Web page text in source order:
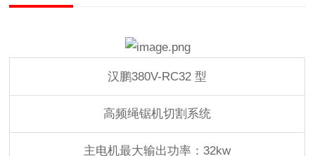
汉鹏380V-RC32 型
高频绳锯机切割系统
主电机最大输出功率：32kw